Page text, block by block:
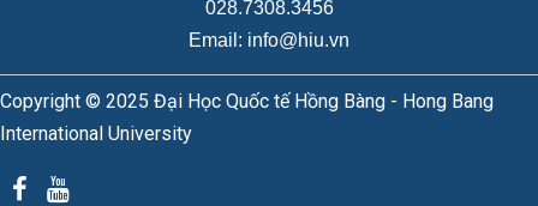
028.7308.3456
Email: info@hiu.vn
Copyright © 2025 Đại Học Quốc tế Hồng Bàng - Hong Bang
International University